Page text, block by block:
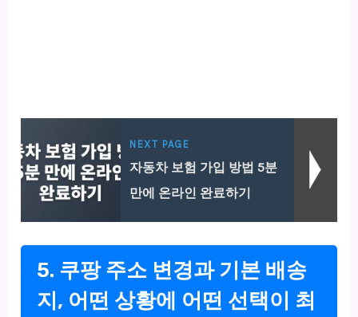
NEXT PAGE
자동차 보험 가입 방법 5분
만에 온라인 완료하기
5. 쿠팡 주소 변경과 기본 배송
지, 어떤 상황에 어떤 선택이 최